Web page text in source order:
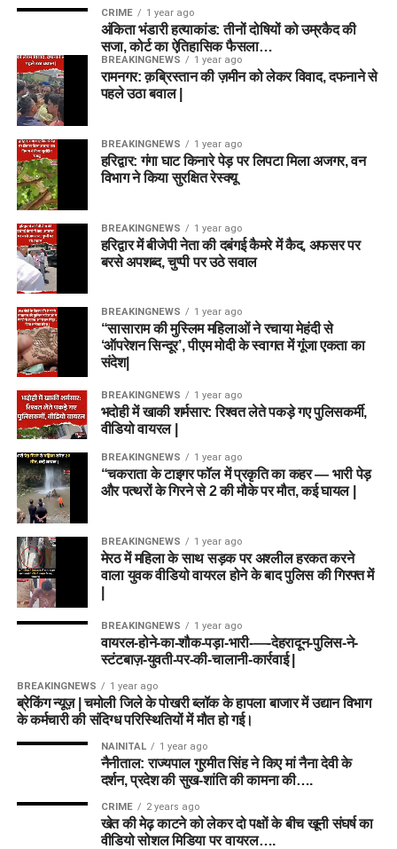
CRIME 1 year ago
अंकिता भंडारी हत्याकांड: तीनों दोषियों को उम्रकैद की
सजा, कोर्ट का ऐतिहासिक फैसला…
BREAKINGNEWS 1 year ago
रामनगर: क़ब्रिस्तान की ज़मीन को लेकर विवाद, दफनाने से
पहले उठा बवाल |
BREAKINGNEWS 1 year ago
हरिद्वार: गंगा घाट किनारे पेड़ पर लिपटा मिला अजगर, वन
विभाग ने किया सुरक्षित रेस्क्यू
BREAKINGNEWS 1 year ago
हरिद्वार में बीजेपी नेता की दबंगई कैमरे में कैद, अफसर पर
बरसे अपशब्द, चुप्पी पर उठे सवाल
BREAKINGNEWS 1 year ago
“सासाराम की मुस्लिम महिलाओं ने रचाया मेहंदी से
‘ऑपरेशन सिन्दूर’, पीएम मोदी के स्वागत में गूंजा एकता का
संदेश|
BREAKINGNEWS 1 year ago
भदोही में खाकी शर्मसार: रिश्वत लेते पकड़े गए पुलिसकर्मी,
वीडियो वायरल |
BREAKINGNEWS 1 year ago
“चकराता के टाइगर फॉल में प्रकृति का कहर — भारी पेड़
और पत्थरों के गिरने से 2 की मौके पर मौत, कई घायल |
BREAKINGNEWS 1 year ago
मेरठ में महिला के साथ सड़क पर अश्लील हरकत करने
वाला युवक वीडियो वायरल होने के बाद पुलिस की गिरफ्त में
BREAKINGNEWS 1 year ago
वायरल-होने-का-शौक-पड़ा-भारी-—-देहरादून-पुलिस-ने-
स्टंटबाज़-युवती-पर-की-चालानी-कार्रवाई |
BREAKINGNEWS 1 year ago
ब्रेकिंग न्यूज़ | चमोली जिले के पोखरी ब्लॉक के हापला बाजार में उद्यान विभाग
के कर्मचारी की संदिग्ध परिस्थितियों में मौत हो गई।
NAINITAL 1 year ago
नैनीताल: राज्यपाल गुरमीत सिंह ने किए मां नैना देवी के
दर्शन, प्रदेश की सुख-शांति की कामना की….
CRIME 2 years ago
खेत की मेढ़ काटने को लेकर दो पक्षों के बीच खूनी संघर्ष का
वीडियो सोशल मिडिया पर वायरल….